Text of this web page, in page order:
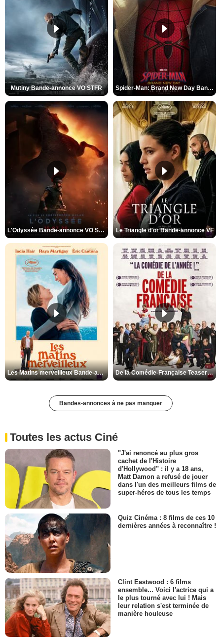
Mutiny Bande-annonce VO STFR Spider-Man: Brand New Day Bande-annonce VO STFR
L'Odyssée Bande-annonce VO STFR Le Triangle d'or Bande-annonce VF
Les Matins merveilleux Bande-annonce VF De la Comédie-Française Teaser VF
Bandes-annonces à ne pas manquer
Toutes les actus Ciné
"J'ai renoncé au plus gros
cachet de l'Histoire
d'Hollywood" : il y a 18 ans,
Matt Damon a refusé de jouer
dans l'un des meilleurs films de
super-héros de tous les temps
Quiz Cinéma : 8 films de ces 10
dernières années à reconnaître !
Clint Eastwood : 6 films
ensemble... Voici l'actrice qui a
le plus tourné avec lui ! Mais
leur relation s'est terminée de
manière houleuse